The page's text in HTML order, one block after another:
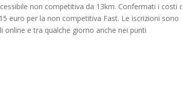
non competitiva da 13km. Confermati i costi
euro per la non competitiva Fast. Le iscrizioni sono
online e tra qualche giorno anche nei punti